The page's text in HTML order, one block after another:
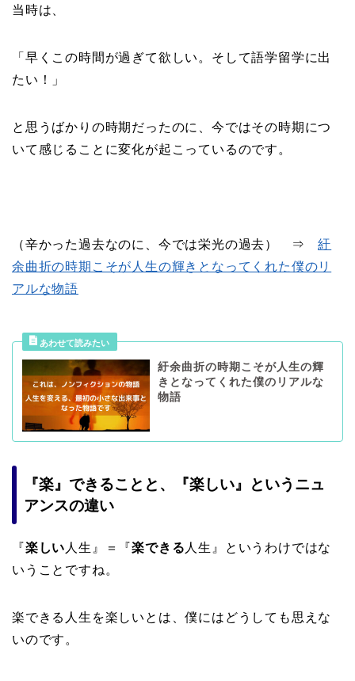
当時は、
「早くこの時間が過ぎて欲しい。そして語学留学に出
たい！」
と思うばかりの時期だったのに、今ではその時期につ
いて感じることに変化が起こっているのです。
（辛かった過去なのに、今では栄光の過去） ⇒紆
余曲折の時期こそが人生の輝きとなってくれた僕のリ
アルな物語
紆余曲折の時期こそが人生の輝
きとなってくれた僕のリアルな
物語
『楽』できることと、『楽しい』というニュ
アンスの違い
『楽しい 人生』＝『楽できる 人生』というわけではな
いうことですね。
楽できる人生を楽しいとは、僕にはどうしても思えな
いのです。